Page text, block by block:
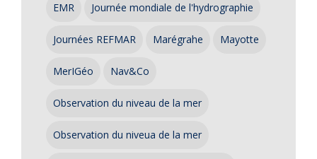
EMR Journée mondiale de l'hydrographie
Journées REFMAR Marégrahe Mayotte
MerIGéo Nav&Co
Observation du niveau de la mer
Observation du niveua de la mer